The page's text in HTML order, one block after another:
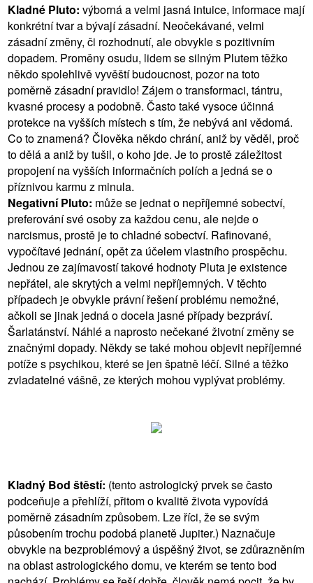
Kladné Pluto: výborná a velmi jasná intuice, informace mají
konkrétní tvar a bývají zásadní. Neočekávané, velmi
zásadní změny, či rozhodnutí, ale obvykle s pozitivním
dopadem. Proměny osudu, lidem se silným Plutem těžko
někdo spolehlivě vyvěští budoucnost, pozor na toto
poměrně zásadní pravidlo! Zájem o transformaci, tántru,
kvasné procesy a podobně. Často také vysoce účinná
protekce na vyšších místech s tím, že nebývá ani vědomá.
Co to znamená? Člověka někdo chrání, aniž by věděl, proč
to dělá a aniž by tušil, o koho jde. Je to prostě záležitost
propojení na vyšších informačních polích a jedná se o
příznivou karmu z minula.
Negativní Pluto: může se jednat o nepříjemné sobectví,
preferování své osoby za každou cenu, ale nejde o
narcismus, prostě je to chladné sobectví. Rafinované,
vypočítavé jednání, opět za účelem vlastního prospěchu.
Jednou ze zajímavostí takové hodnoty Pluta je existence
nepřátel, ale skrytých a velmi nepříjemných. V těchto
případech je obvykle právní řešení problému nemožné,
ačkoli se jinak jedná o docela jasné případy bezpráví.
Šarlatánství. Náhlé a naprosto nečekané životní změny se
značnými dopady. Někdy se také mohou objevit nepříjemné
potíže s psychikou, které se jen špatně léčí. Silné a těžko
zvladatelné vášně, ze kterých mohou vyplývat problémy.
Kladný Bod štěstí: (tento astrologický prvek se často
podceňuje a přehlíží, přitom o kvalitě života vypovídá
poměrně zásadním způsobem. Lze říci, že se svým
působením trochu podobá planetě Jupiter.) Naznačuje
obvykle na bezproblémový a úspěšný život, se zdůrazněním
na oblast astrologického domu, ve kterém se tento bod